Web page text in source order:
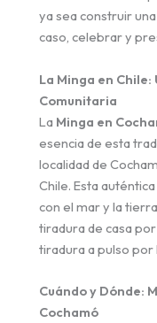
ya sea construir
caso, celebrar y
La Minga en
Comunitaria
La Minga en
esencia de esta
localidad de
Chile. Esta
con el mar y la
tiradura de casa
tiradura a pulso por
Cuándo y Dónde:
Cochamó